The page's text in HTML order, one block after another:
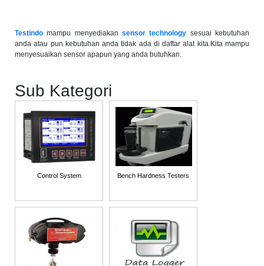
Testindo mampu menyediakan sensor technology sesuai kebutuhan
anda atau pun kebutuhan anda tidak ada di daftar alat kita.Kita mampu
menyesuaikan sensor apapun yang anda butuhkan.
Sub Kategori
Control System Bench Hardness Testers